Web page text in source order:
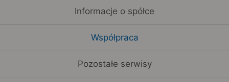
Informacje o spółce
Współpraca
Pozostałe serwisy